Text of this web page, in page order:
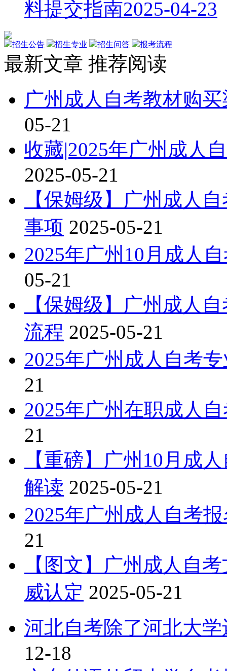
料提交指南2025-04-23
招生公告 招生专业 招生问答 报考流程
最新文章 推荐阅读
广州成人自考教材购
05-21
收藏|2025年广州成人
2025-05-21
【保姆级】广州成人
事项 2025-05-21
2025年广州10月成人
05-21
【保姆级】广州成人
流程 2025-05-21
2025年广州成人自考
21
2025年广州在职成人
21
【重磅】广州10月成
解读 2025-05-21
2025年广州成人自考
21
【图文】广州成人自
威认定 2025-05-21
河北自考除了河北大
12-18